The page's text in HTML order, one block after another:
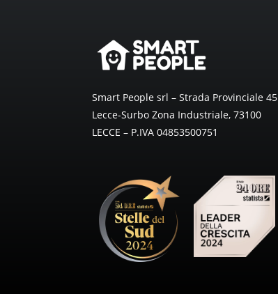
Smart People srl – Strada Provinciale 45
Lecce-Surbo Zona Industriale, 73100
LECCE – P.IVA 04853500751